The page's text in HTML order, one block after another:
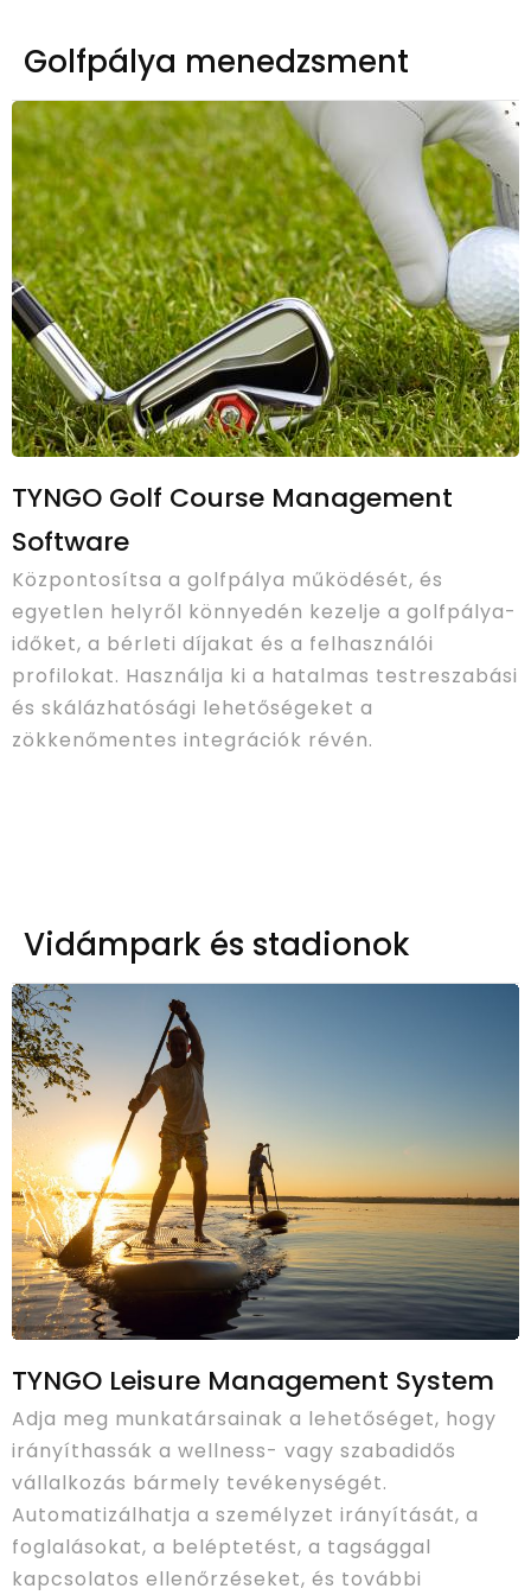
Golfpálya menedzsment
TYNGO Golf Course Management
Software
Központosítsa a golfpálya működését, és
egyetlen helyről könnyedén kezelje a golfpálya-
időket, a bérleti díjakat és a felhasználói
profilokat. Használja ki a hatalmas testreszabási
és skálázhatósági lehetőségeket a
zökkenőmentes integrációk révén.
Vidámpark és stadionok
TYNGO Leisure Management System
Adja meg munkatársainak a lehetőséget, hogy
irányíthassák a wellness- vagy szabadidős
vállalkozás bármely tevékenységét.
Automatizálhatja a személyzet irányítását, a
foglalásokat, a beléptetést, a tagsággal
kapcsolatos ellenőrzéseket, és további